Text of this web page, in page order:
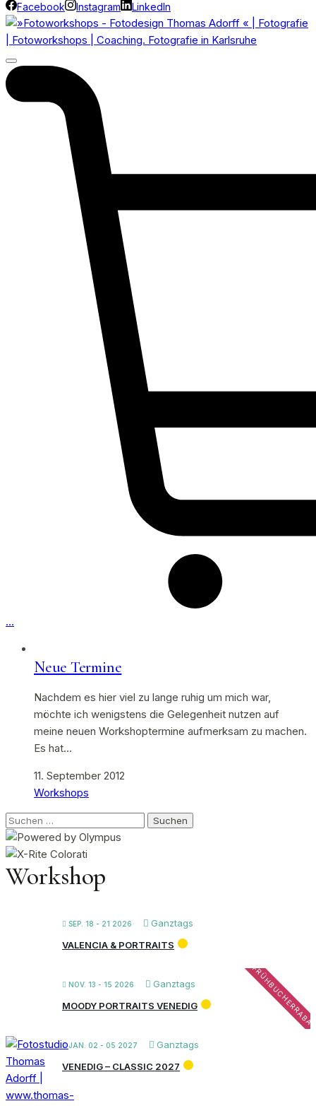
Facebook Instagram LinkedIn
…
Neue Termine
Nachdem es hier viel zu lange ruhig um mich war,
möchte ich wenigstens die Gelegenheit nutzen auf
meine neuen Workshoptermine aufmerksam zu machen.
Es hat…
11. September 2012
Workshops
Suchen
nach:
Workshop
SEP. 18 - 21 2026
Ganztags
VALENCIA & PORTRAITS
NOV. 13 - 15 2026 Ganztags
MOODY PORTRAITS VENEDIG
JAN. 02 - 05 2027
Ganztags
VENEDIG – CLASSIC 2027